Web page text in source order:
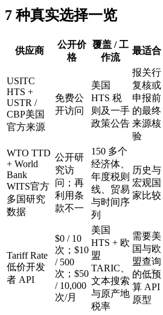
7 种真实选择一览
供应商
公开价
格
覆盖 / 工
作流
最适合
USITC
HTS +
USTR /
CBP美国
官方来源
免费公
开访问
美国
HTS 税
则及一手
政策公告
报关行
复核或
申报前
的最终
来源核
验
WTO TTD
+ World
Bank
WITS官方
多国研究
数据
公开研
究访
问；再
利用条
款不一
150 多个
经济体、
年度税则
线、贸易
与时间序
列
历史与
宏观国
家比较
Tariff Rate
低价开发
者 API
$0 / 10
次；$10
/ 500
次；$50
/ 10,000
次/月
美国
HTS + 欧
盟
TARIC、
文本搜索
与原产地
税率
需要美
国与欧
盟查询
的低预
算 API
原型